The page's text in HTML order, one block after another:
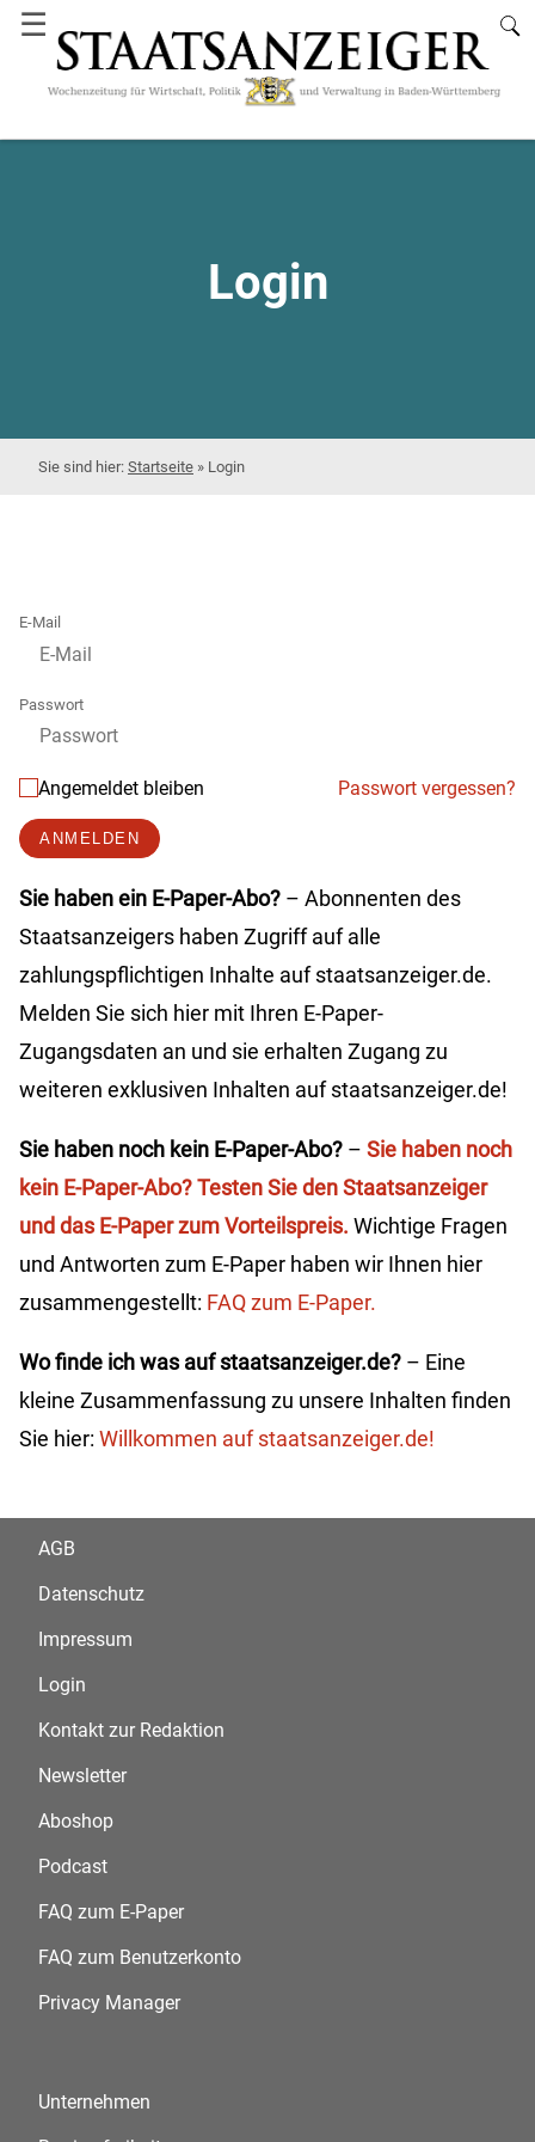
☰
Login
Startseite » Login
E-Mail
Passwort
Angemeldet bleiben Passwort vergessen?
ANMELDEN
Sie haben ein E-Paper-Abo? – Abonnenten des
Staatsanzeigers haben Zugriff auf alle
zahlungspflichtigen Inhalte auf staatsanzeiger.de.
Melden Sie sich hier mit Ihren E-Paper-
Zugangsdaten an und sie erhalten Zugang zu
weiteren exklusiven Inhalten auf staatsanzeiger.de!
Sie haben noch kein E-Paper-Abo? – Sie haben noch
kein E-Paper-Abo? Testen Sie den Staatsanzeiger
und das E-Paper zum Vorteilspreis. Wichtige Fragen
und Antworten zum E-Paper haben wir Ihnen hier
zusammengestellt: FAQ zum E-Paper.
Wo finde ich was auf staatsanzeiger.de? – Eine
kleine Zusammenfassung zu unsere Inhalten finden
Sie hier: Willkommen auf staatsanzeiger.de!
AGB
Datenschutz
Impressum
Login
Kontakt zur Redaktion
Newsletter
Aboshop
Podcast
FAQ zum E-Paper
FAQ zum Benutzerkonto
Privacy Manager
Unternehmen